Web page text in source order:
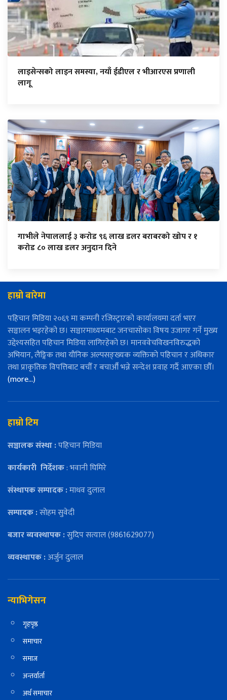
लाइसेन्सको लाइन समस्या, नयाँ ईडीएल र भीआरएस प्रणाली
लागू
गाभीले नेपाललाई ३ करोड ९६ लाख डलर बराबरको खोप र १
करोड ८० लाख डलर अनुदान दिने
हाम्रो बारेमा
पहिचान मिडिया २०६९ मा कम्पनी रजिस्ट्रारको कार्यालयमा दर्ता भएर
सञ्चालन भइरहेको छ। सञ्चारमाध्यमबाट जनचासोका विषय उजागर गर्ने मुख्य
उद्देश्यसहित पहिचान मिडिया लागिरहेको छ। मानववेचविखनविरुद्धको
अभियान, लैङ्गिक तथा यौनिक अल्पसङ्ख्यक व्यक्तिको पहिचान र अधिकार
तथा प्राकृतिक विपत्तिबाट बचौँ र बचाऔँ भन्ने सन्देश प्रवाह गर्दै आएका छौँ।
(more…)
हाम्रो टिम
सञ्चालक संस्था :पहिचान मिडिया
कार्यकारी निर्देशक: भवानी घिमिरे
संस्थापक सम्पादक :माधव दुलाल
सम्पादक :सोहम सुवेदी
बजार ब्यवस्थापक :सुदिप सत्याल (9861629077)
व्यवस्थापक :अर्जुन दुलाल
न्याभिगेसन
गृहपृष्ठ
समाचार
समाज
अन्तर्वार्ता
अर्थ समाचार